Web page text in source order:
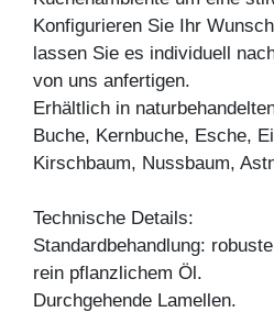
Konfigurieren Sie Ihr
lassen Sie es individuell
von uns anfertigen.
Erhältlich in
Buche, Kernbuche, Esche,
Kirschbaum, Nussbaum,
Technische Details:
Standardbehandlung:
rein pflanzlichem Öl.
Durchgehende Lamellen.